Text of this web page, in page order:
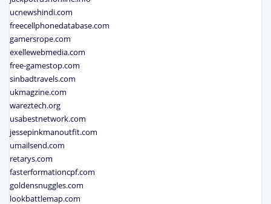
ucnewshindi.com
freecellphonedatabase.com
gamersrope.com
exellewebmedia.com
free-gamestop.com
sinbadtravels.com
ukmagzine.com
wareztech.org
usabestnetwork.com
jessepinkmanoutfit.com
umailsend.com
retarys.com
fasterformationcpf.com
goldensnuggles.com
lookbattlemap.com